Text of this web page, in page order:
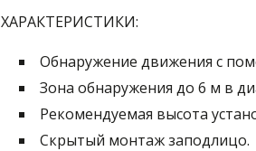
ХАРАКТЕРИСТИКИ:
Обнаружение движения с
Зона обнаружения до 6 м в
Рекомендуемая высота
Скрытый монтаж заподлицо.